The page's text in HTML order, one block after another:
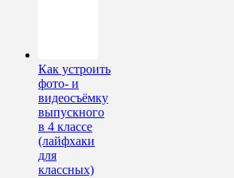
Как устроить
фото- и
видеосъёмку
выпускного
в 4 классе
(лайфхаки
для
классных)